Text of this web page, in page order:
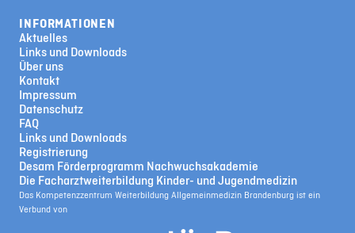
INFORMATIONEN
Aktuelles
Links und Downloads
Über uns
Kontakt
Impressum
Datenschutz
FAQ
Links und Downloads
Registrierung
Desam Förderprogramm Nachwuchsakademie
Die Facharztweiterbildung Kinder- und Jugendmedizin
Das Kompetenzzentrum Weiterbildung Allgemeinmedizin Brandenburg ist ein
Verbund von